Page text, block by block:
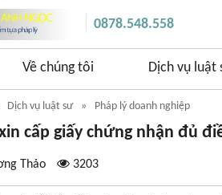
0878.548.558
Về chúng tôi Dịch vụ luật
Dịch vụ luật sư Pháp lý doanh nghiệp
cấp giấy chứng nhận đủ
Thảo 3203